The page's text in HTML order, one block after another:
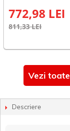
772,98 LEI
811,33 LEI
Vezi
Descriere